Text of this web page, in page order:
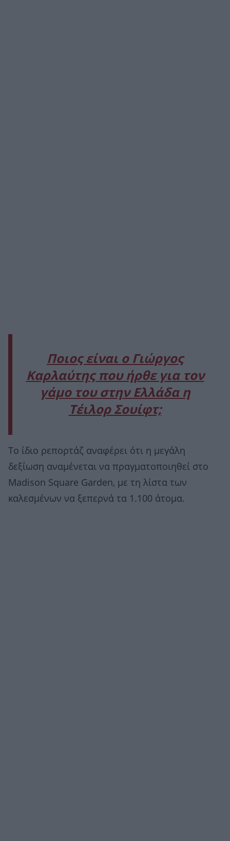
Ποιος είναι ο Γιώργος
Καρλαύτης που ήρθε για τον
γάμο του στην Ελλάδα η
Τέιλορ Σουίφτ;
Το ίδιο ρεπορτάζ αναφέρει ότι η μεγάλη
δεξίωση αναμένεται να πραγματοποιηθεί στο
Madison Square Garden, με τη λίστα των
καλεσμένων να ξεπερνά τα 1.100 άτομα.